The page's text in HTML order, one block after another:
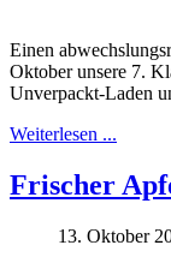
Einen
Oktober unsere 7.
Unverpackt-Laden
Weiterlesen ...
Frischer
13. Oktober